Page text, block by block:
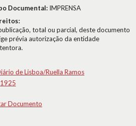
Documental: IMPRENSA
total ou parcial, deste documento
prévia autorização da entidade
de Lisboa/Ruella Ramos
1925
Documento